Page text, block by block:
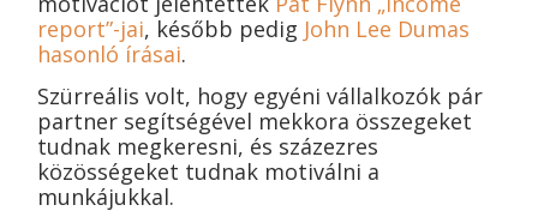
report”-jai, később pedig John Lee Dumas
hasonló írásai.
Szürreális volt, hogy egyéni vállalkozók pár
partner segítségével mekkora összegeket
tudnak megkeresni, és százezres
közösségeket tudnak motiválni a
munkájukkal.